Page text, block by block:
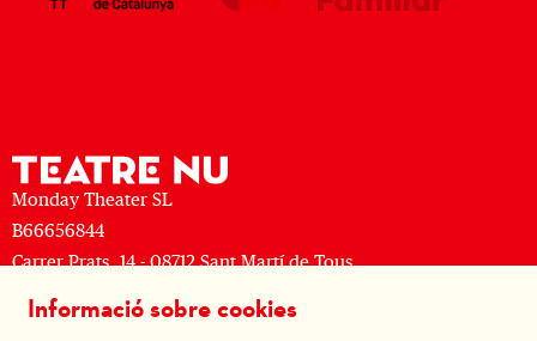
Monday Theater SL
B66656844
Carrer Prats, 14 - 08712 Sant Martí de Tous
M: (+34) 677 519 625 · T: (+34) 93 805 08 63
Informació sobre cookies